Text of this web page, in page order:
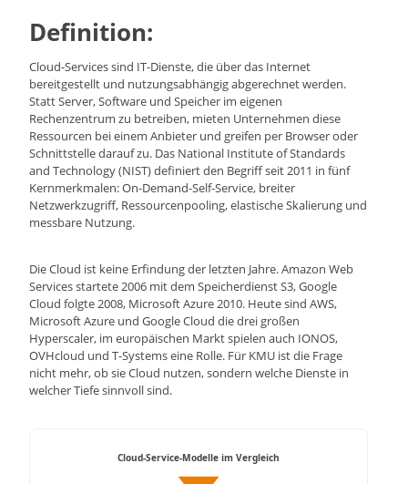
Definition:
Cloud-Services sind IT-Dienste, die über das Internet
bereitgestellt und nutzungsabhängig abgerechnet werden.
Statt Server, Software und Speicher im eigenen
Rechenzentrum zu betreiben, mieten Unternehmen diese
Ressourcen bei einem Anbieter und greifen per Browser oder
Schnittstelle darauf zu. Das National Institute of Standards
and Technology (NIST) definiert den Begriff seit 2011 in fünf
Kernmerkmalen: On-Demand-Self-Service, breiter
Netzwerkzugriff, Ressourcenpooling, elastische Skalierung und
messbare Nutzung.
Die Cloud ist keine Erfindung der letzten Jahre. Amazon Web
Services startete 2006 mit dem Speicherdienst S3, Google
Cloud folgte 2008, Microsoft Azure 2010. Heute sind AWS,
Microsoft Azure und Google Cloud die drei großen
Hyperscaler, im europäischen Markt spielen auch IONOS,
OVHcloud und T-Systems eine Rolle. Für KMU ist die Frage
nicht mehr, ob sie Cloud nutzen, sondern welche Dienste in
welcher Tiefe sinnvoll sind.
Cloud-Service-Modelle im Vergleich